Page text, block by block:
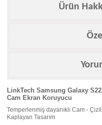
Ürün
LinkTech Samsung Galaxy
Cam Ekran Koruyucu
Temperlenmiş dayanıklı Cam -
Kaplayan Tasarım